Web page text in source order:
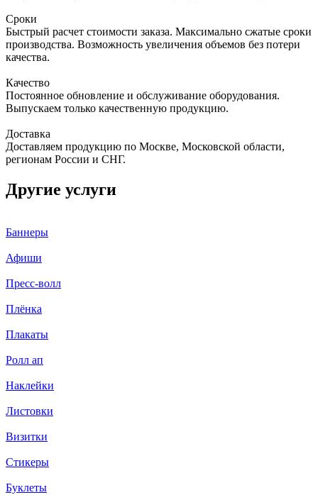
Сроки
Быстрый расчет стоимости заказа. Максимально сжатые сроки
производства. Возможность увеличения объемов без потери
качества.
Качество
Постоянное обновление и обслуживание оборудования.
Выпускаем только качественную продукцию.
Доставка
Доставляем продукцию по Москве, Московской области,
регионам России и СНГ.
Другие услуги
Баннеры
Афиши
Пресс-волл
Плёнка
Плакаты
Ролл ап
Наклейки
Листовки
Визитки
Стикеры
Буклеты